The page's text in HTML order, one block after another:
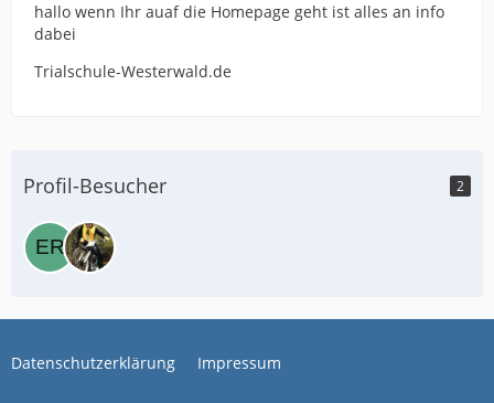
hallo wenn Ihr auaf die Homepage geht ist alles an info
dabei
Trialschule-Westerwald.de
Profil-Besucher 2
Datenschutzerklärung Impressum